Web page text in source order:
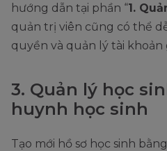
hướng dẫn tại phần “1.
quản trị viên cũng có thể
quyền và quản lý tài khoản
3. Quản lý học
huynh học sinh
Tạo mới hồ sơ học sinh